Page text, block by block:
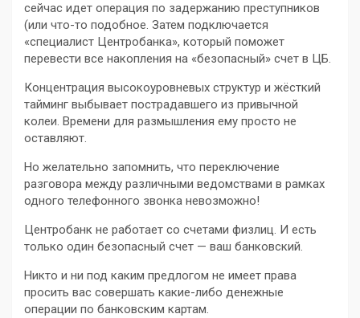
сейчас идет операция по задержанию преступников
(или что-то подобное. Затем подключается
«специалист Центробанка», который поможет
перевести все накопления на «безопасный» счет в ЦБ.
Концентрация высокоуровневых структур и жёсткий
тайминг выбывает пострадавшего из привычной
колеи. Времени для размышления ему просто не
оставляют.
Но желательно запомнить, что переключение
разговора между различными ведомствами в рамках
одного телефонного звонка невозможно!
Центробанк не работает со счетами физлиц. И есть
только один безопасный счет — ваш банковский.
Никто и ни под каким предлогом не имеет права
просить вас совершать какие-либо денежные
операции по банковским картам.